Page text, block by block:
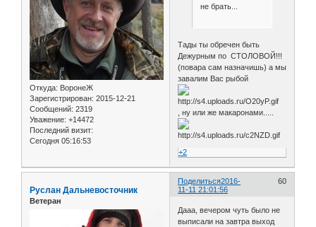
Откуда: ВоронеЖ
Зарегистрирован: 2015-12-21
Сообщений: 2319
Уважение: +14472
Последний визит:
Сегодня 05:16:53
не брать...
Тады ты обречен быть
Дежурным по СТОЛОВОЙ!!!
(повара сам назначишь) а мы
завалим Вас рыбой
, ну или же макаронами.....
+2
Поделиться 60
2016-
11-11 21:01:56
Руслан Дальневосточник
Ветеран
Дааа, вечером чуть было не
выписали на завтра выход